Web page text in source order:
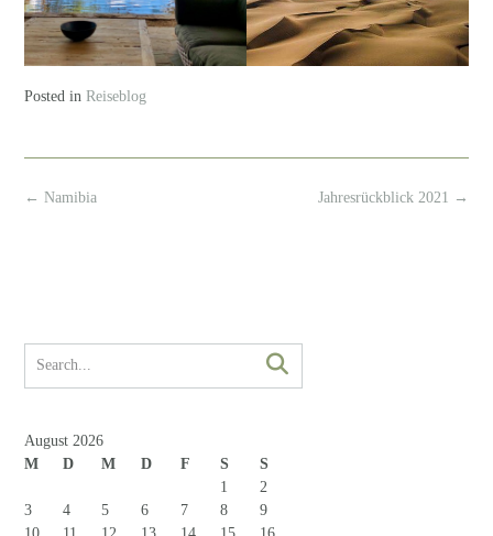
Posted in Reiseblog
Post
Jahresrückblick 2021 →
← Namibia
August 2026
M
D M D F S
S
1
2
3
4 5 6 7 8
9